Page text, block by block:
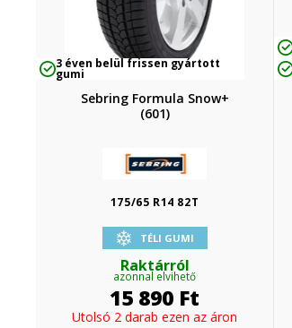
3 éven belül frissen gyártott
gumi
Sebring Formula Snow+
(601)
175/65 R14 82T
TÉLI GUMI
Raktárról
azonnal elvihető
15 890 Ft
Utolsó 2 darab ezen az áron